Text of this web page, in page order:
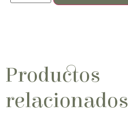
Productos
relacionados